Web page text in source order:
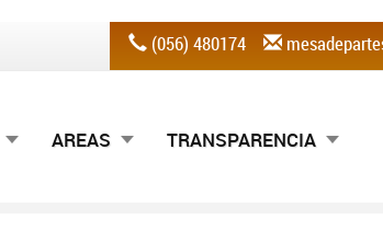
(056) 480174
AREAS TRANSPARENCIA